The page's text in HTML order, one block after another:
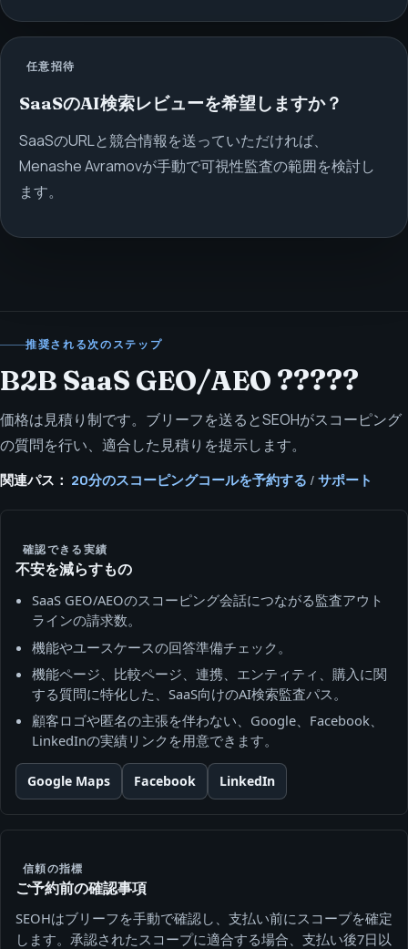
任意招待
SaaSのAI検索レビューを希望しますか？
SaaSのURLと競合情報を送っていただければ、
Menashe Avramovが手動で可視性監査の範囲を検討し
ます。
推奨される次のステップ
B2B SaaS GEO/AEO ?????
価格は見積り制です。ブリーフを送るとSEOHがスコーピング
の質問を行い、適合した見積りを提示します。
関連パス： 20分のスコーピングコールを予約する / サポート
確認できる実績
不安を減らすもの
SaaS GEO/AEOのスコーピング会話につながる監査アウト
ラインの請求数。
機能やユースケースの回答準備チェック。
機能ページ、比較ページ、連携、エンティティ、購入に関
する質問に特化した、SaaS向けのAI検索監査パス。
顧客ロゴや匿名の主張を伴わない、Google、Facebook、
LinkedInの実績リンクを用意できます。
Google Maps Facebook LinkedIn
信頼の指標
ご予約前の確認事項
SEOHはブリーフを手動で確認し、支払い前にスコープを確定
します。承認されたスコープに適合する場合、支払い後7日以